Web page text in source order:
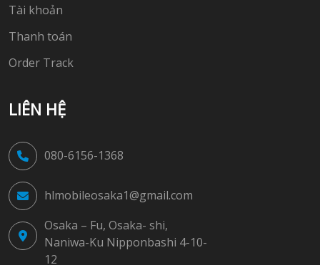
Tài khoản
Thanh toán
Order Track
LIÊN HỆ
080-6156-1368
hlmobileosaka1@gmail.com
Osaka – Fu, Osaka- shi,
Naniwa-Ku Nipponbashi 4-10-
12